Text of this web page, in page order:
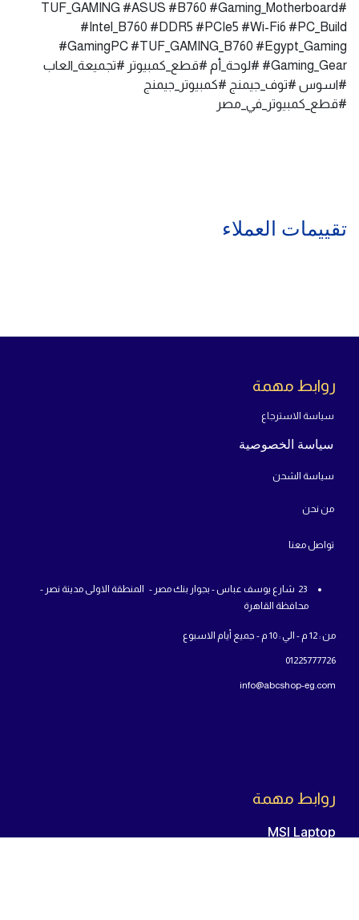
#TUF_GAMING #ASUS #B760 #Gaming_Motherboard
#Intel_B760 #DDR5 #PCIe5 #Wi-Fi6 #PC_Build
#GamingPC #TUF_GAMING_B760 #Egypt_Gaming
#Gaming_Gear #لوحة_أم #قطع_كمبيوتر #تجميعة_العاب
#اسوس #توف_جيمنج #كمبيوتر_جيمنج
#قطع_كمبيوتر_في_مصر
تقييمات العملاء
روابط مهمة
سياسة الاسترجاع
سياسة الخصوصية
سياسة الشحن
من نحن
تواص ل معنا
23 شارع يوسف عباس - بجوار بنك مصر - المنطقة الاولى مدينة نصر -
محافظة القاهرة
من : 12 م - الي : 10 م - جميع أيام الاسبوع
01225777726
info@abcshop-eg.com
روابط مهمة
MSI Laptop